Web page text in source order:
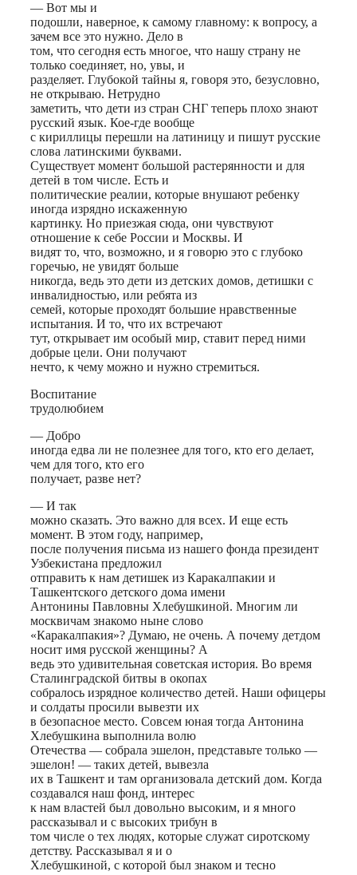
— Вот мы и
подошли, наверное, к самому главному: к вопросу, а
зачем все это нужно. Дело в
том, что сегодня есть многое, что нашу страну не
только соединяет, но, увы, и
разделяет. Глубокой тайны я, говоря это, безусловно,
не открываю. Нетрудно
заметить, что дети из стран СНГ теперь плохо знают
русский язык. Кое-где вообще
с кириллицы перешли на латиницу и пишут русские
слова латинскими буквами.
Существует момент большой растерянности и для
детей в том числе. Есть и
политические реалии, которые внушают ребенку
иногда изрядно искаженную
картинку. Но приезжая сюда, они чувствуют
отношение к себе России и Москвы. И
видят то, что, возможно, и я говорю это с глубоко
горечью, не увидят больше
никогда, ведь это дети из детских домов, детишки с
инвалидностью, или ребята из
семей, которые проходят большие нравственные
испытания. И то, что их встречают
тут, открывает им особый мир, ставит перед ними
добрые цели. Они получают
нечто, к чему можно и нужно стремиться.
Воспитание
трудолюбием
— Добро
иногда едва ли не полезнее для того, кто его делает,
чем для того, кто его
получает, разве нет?
— И так
можно сказать. Это важно для всех. И еще есть
момент. В этом году, например,
после получения письма из нашего фонда президент
Узбекистана предложил
отправить к нам детишек из Каракалпакии и
Ташкентского детского дома имени
Антонины Павловны Хлебушкиной. Многим ли
москвичам знакомо ныне слово
«Каракалпакия»? Думаю, не очень. А почему детдом
носит имя русской женщины? А
ведь это удивительная советская история. Во время
Сталинградской битвы в окопах
собралось изрядное количество детей. Наши офицеры
и солдаты просили вывезти их
в безопасное место. Совсем юная тогда Антонина
Хлебушкина выполнила волю
Отечества — собрала эшелон, представьте только —
эшелон! — таких детей, вывезла
их в Ташкент и там организовала детский дом. Когда
создавался наш фонд, интерес
к нам властей был довольно высоким, и я много
рассказывал и с высоких трибун в
том числе о тех людях, которые служат сиротскому
детству. Рассказывал я и о
Хлебушкиной, с которой был знаком и тесно